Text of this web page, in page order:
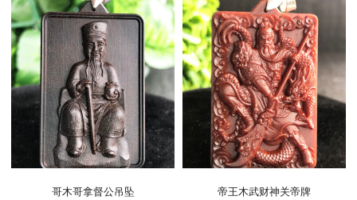
哥木哥拿督公吊坠 帝王木武财神关帝牌